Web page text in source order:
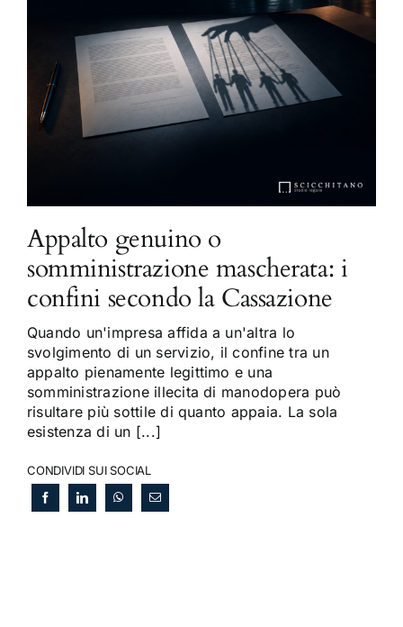
Appalto genuino o
somministrazione mascherata: i
confini secondo la Cassazione
Quando un'impresa affida a un'altra lo
svolgimento di un servizio, il confine tra un
appalto pienamente legittimo e una
somministrazione illecita di manodopera può
risultare più sottile di quanto appaia. La sola
esistenza di un [...]
CONDIVIDI SUI SOCIAL